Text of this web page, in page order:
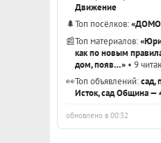
Движение
🌲Топ посёлков:
📰Топ материалов:
как по новым
дом, появ…» • 9
👀Топ объявлений:сад,
Исток, сад Община —
обновлено в 00:32